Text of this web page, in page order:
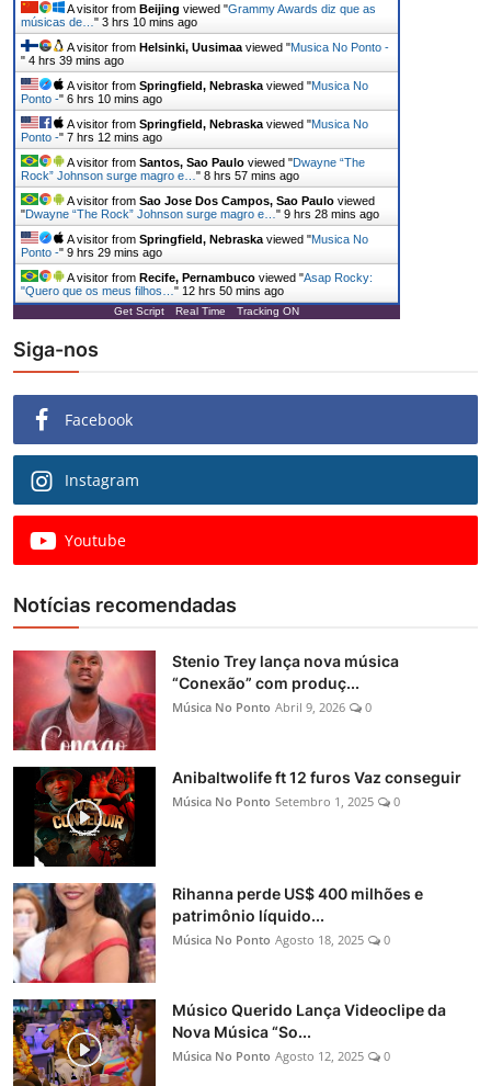
A visitor from Beijing viewed "Grammy Awards diz que as
músicas de… " 3 hrs 10 mins ago
A visitor from Helsinki, Uusimaa viewed "Musica No Ponto -
" 4 hrs 39 mins ago
A visitor from Springfield, Nebraska viewed "Musica No
Ponto -" 6 hrs 10 mins ago
A visitor from Springfield, Nebraska viewed "Musica No
Ponto -" 7 hrs 12 mins ago
A visitor from Santos, Sao Paulo viewed "Dwayne “The
Rock” Johnson surge magro e… " 8 hrs 57 mins ago
A visitor from Sao Jose Dos Campos, Sao Paulo viewed
"Dwayne “The Rock” Johnson surge magro e… " 9 hrs 28 mins ago
A visitor from Springfield, Nebraska viewed "Musica No
Ponto -" 9 hrs 29 mins ago
A visitor from Recife, Pernambuco viewed "Asap Rocky:
"Quero que os meus filhos… " 12 hrs 50 mins ago
Get Script Real Time Tracking ON
Siga-nos
Facebook
Instagram
Youtube
Notícias recomendadas
Stenio Trey lança nova música
“Conexão” com produç...
Música No Ponto Abril 9, 2026 0
Anibaltwolife ft 12 furos Vaz conseguir
Música No Ponto Setembro 1, 2025 0
Rihanna perde US$ 400 milhões e
patrimônio líquido...
Música No Ponto Agosto 18, 2025 0
Músico Querido Lança Videoclipe da
Nova Música “So...
Música No Ponto Agosto 12, 2025 0